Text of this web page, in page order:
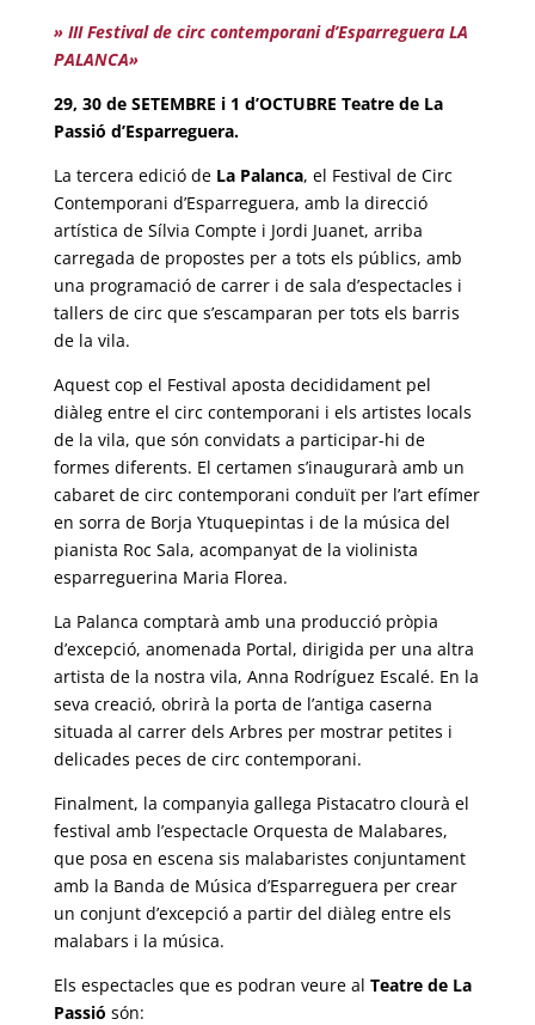
» III Festival de circ contemporani d’Esparreguera LA
PALANCA»
29, 30 de SETEMBRE i 1 d’OCTUBRE Teatre de La
Passió d’Esparreguera.
La tercera edició de La Palanca, el Festival de Circ
Contemporani d’Esparreguera, amb la direcció
artística de Sílvia Compte i Jordi Juanet, arriba
carregada de propostes per a tots els públics, amb
una programació de carrer i de sala d’espectacles i
tallers de circ que s’escamparan per tots els barris
de la vila.
Aquest cop el Festival aposta decididament pel
diàleg entre el circ contemporani i els artistes locals
de la vila, que són convidats a participar-hi de
formes diferents. El certamen s’inaugurarà amb un
cabaret de circ contemporani conduït per l’art efímer
en sorra de Borja Ytuquepintas i de la música del
pianista Roc Sala, acompanyat de la violinista
esparreguerina Maria Florea.
La Palanca comptarà amb una producció pròpia
d’excepció, anomenada Portal, dirigida per una altra
artista de la nostra vila, Anna Rodríguez Escalé. En la
seva creació, obrirà la porta de l’antiga caserna
situada al carrer dels Arbres per mostrar petites i
delicades peces de circ contemporani.
Finalment, la companyia gallega Pistacatro clourà el
festival amb l’espectacle Orquesta de Malabares,
que posa en escena sis malabaristes conjuntament
amb la Banda de Música d’Esparreguera per crear
un conjunt d’excepció a partir del diàleg entre els
malabars i la música.
Els espectacles que es podran veure al Teatre de La
Passió són: